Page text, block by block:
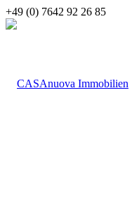
+49 (0) 7642 92 26 85